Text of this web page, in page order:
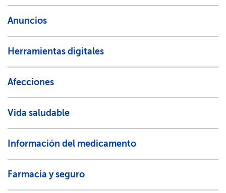
Anuncios​​
Herramientas digitales​​
Afecciones​​
Vida saludable​​
Información del medicamento​​
Farmacia y seguro​​